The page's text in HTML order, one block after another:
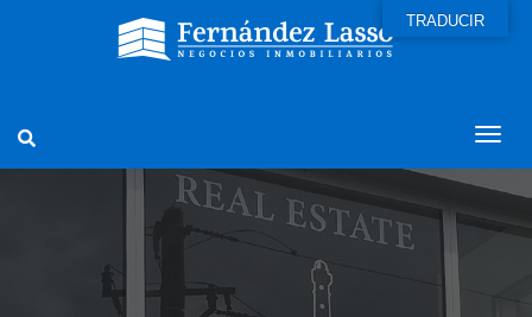
TRADUCIR